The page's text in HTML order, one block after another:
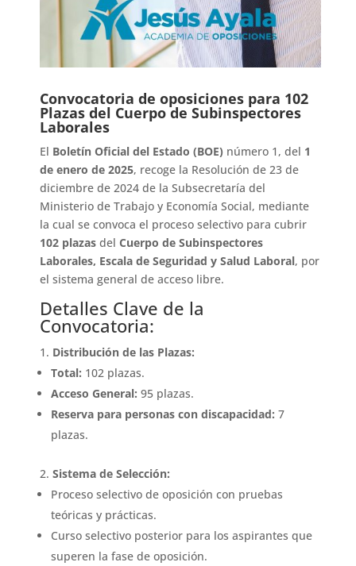
Convocatoria de oposiciones para 102
Plazas del Cuerpo de Subinspectores
Laborales
El Boletín Oficial del Estado (BOE) número 1, del 1
de enero de 2025, recoge la Resolución de 23 de
diciembre de 2024 de la Subsecretaría del
Ministerio de Trabajo y Economía Social, mediante
la cual se convoca el proceso selectivo para cubrir
102 plazas delCuerpo de Subinspectores
Laborales, Escala de Seguridad y Salud Laboral, por
el sistema general de acceso libre.
Detalles Clave de la
Convocatoria:
Distribución de las Plazas:
Total: 102 plazas.
Acceso General: 95 plazas.
Reserva para personas con discapacidad: 7
plazas.
Sistema de Selección:
Proceso selectivo de oposición con pruebas
teóricas y prácticas.
Curso selectivo posterior para los aspirantes que
superen la fase de oposición.